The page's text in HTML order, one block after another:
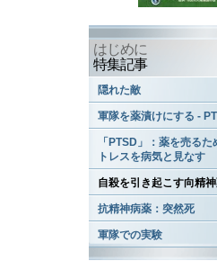
はじめに
特集記事
隠れた敵
軍隊を薬漬けにする -
「PTSD」：薬を売る
トレスを病気と見なす
自殺を引き起こす向精
抗精神病薬：突然死
軍隊での実験